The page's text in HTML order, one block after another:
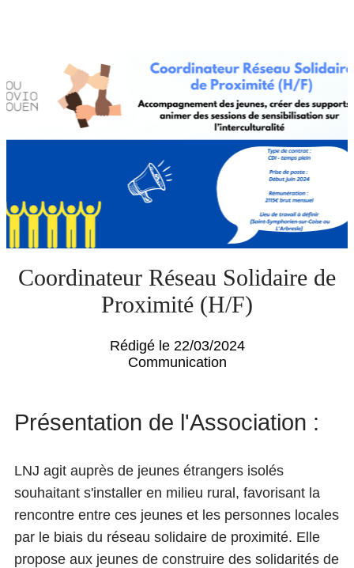
Coordinateur Réseau Solidaire de
Proximité (H/F)
Rédigé le 22/03/2024
Communication
Présentation de l'Association :
LNJ agit auprès de jeunes étrangers isolés
souhaitant s'installer en milieu rural, favorisant la
rencontre entre ces jeunes et les personnes locales
par le biais du réseau solidaire de proximité. Elle
propose aux jeunes de construire des solidarités de